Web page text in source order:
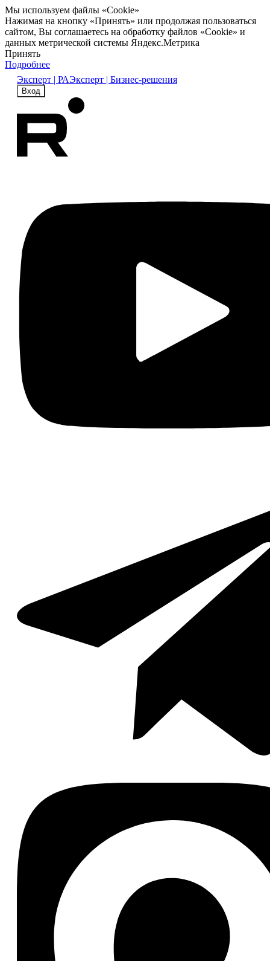
Мы используем файлы «Cookie»
Нажимая на кнопку «Принять» или продолжая пользоваться
сайтом, Вы соглашаетесь на обработку файлов «Cookie» и
данных метрической системы Яндекс.Метрика
Принять
Подробнее
Эксперт | РАЭксперт | Бизнес-решения
Вход